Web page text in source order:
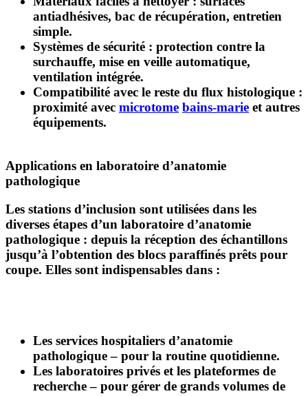
antiadhésives, bac de récupération, entretien
simple.
Systèmes de sécurité : protection contre la
surchauffe, mise en veille automatique,
ventilation intégrée.
Compatibilité avec le reste du flux histologique :
proximité avec microtome bains-marie et autres
équipements.
Applications en laboratoire d’anatomie
pathologique
Les stations d’inclusion sont utilisées dans les
diverses étapes d’un laboratoire d’anatomie
pathologique : depuis la réception des échantillons
jusqu’à l’obtention des blocs paraffinés prêts pour
coupe. Elles sont indispensables dans :
Les services hospitaliers d’anatomie
pathologique – pour la routine quotidienne.
Les laboratoires privés et les plateformes de
recherche – pour gérer de grands volumes de